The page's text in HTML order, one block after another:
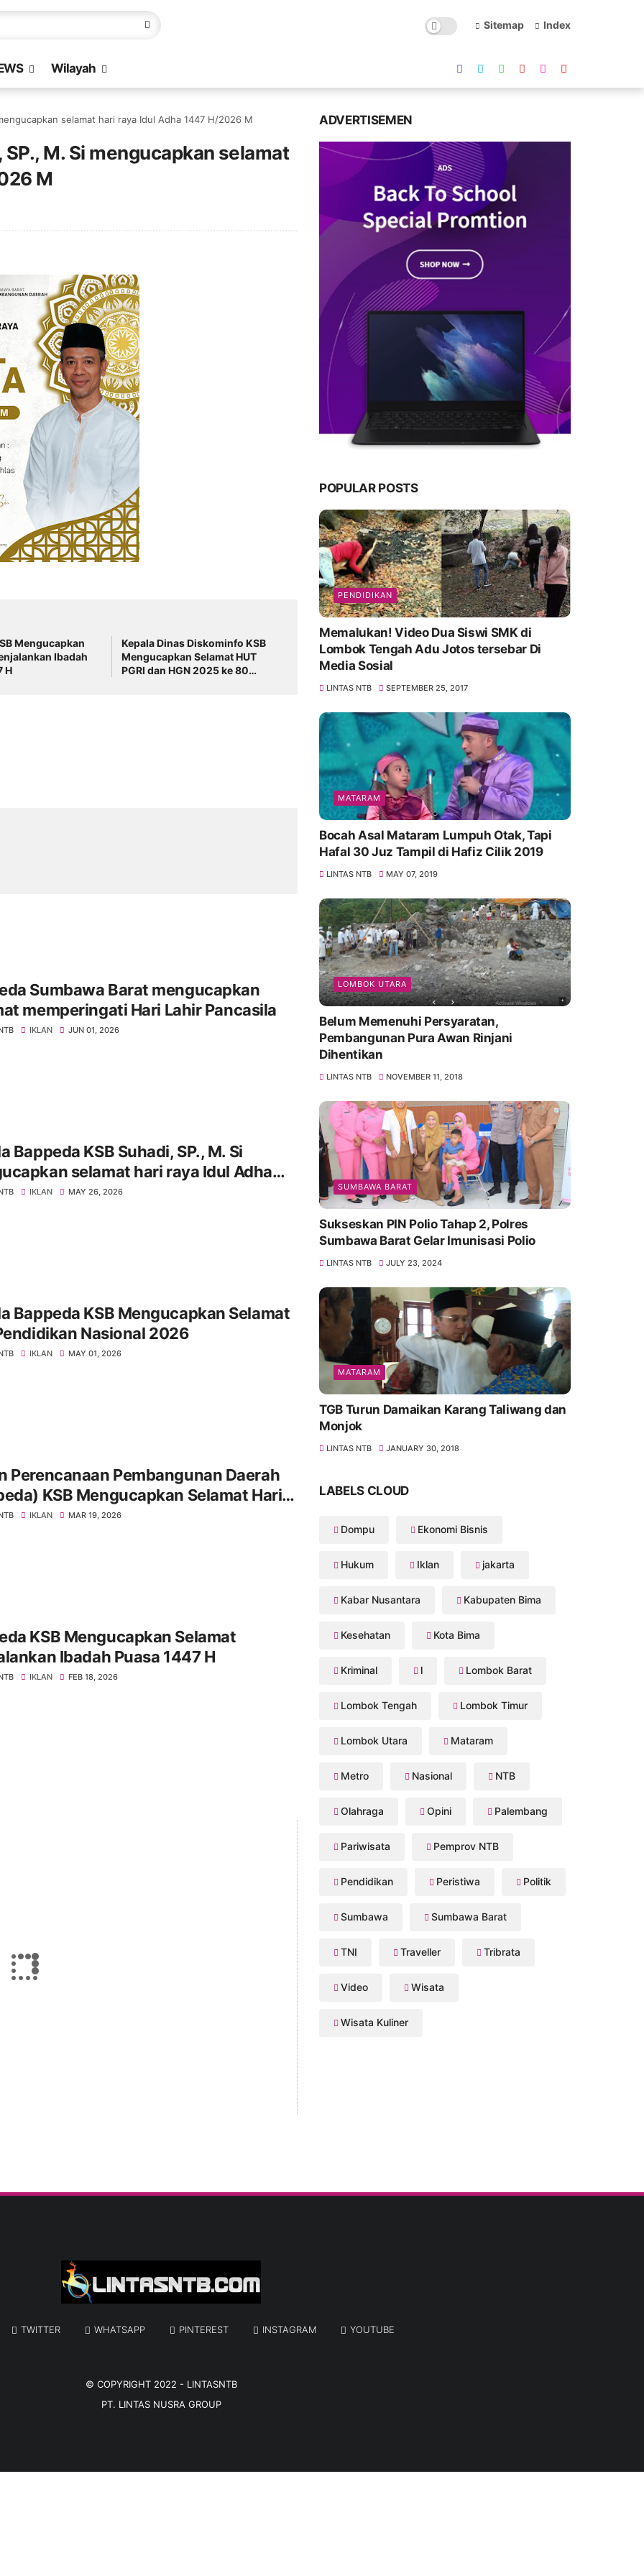
Sitemap Index
Wilayah
selamat hari raya Idul Adha 1447 H/2026 M
M. Si mengucapkan selamat
M
Mengucapkan
Ibadah
H
Kepala Dinas Diskominfo KSB
Mengucapkan Selamat HUT
PGRI dan HGN 2025 ke 80
Sumbawa Barat mengucapkan
memperingati Hari Lahir Pancasila
IKLAN JUN 01, 2026
Bappeda KSB Suhadi, SP., M. Si
selamat hari raya Idul Adha
2026 M
IKLAN MAY 26, 2026
Bappeda KSB Mengucapkan Selamat
Nasional 2026
IKLAN MAY 01, 2026
Perencanaan Pembangunan Daerah
KSB Mengucapkan Selamat Hari
Fitri 1447 H
IKLAN MAR 19, 2026
KSB Mengucapkan Selamat
Ibadah Puasa 1447 H
IKLAN FEB 18, 2026
ADVERTISEMEN
POPULAR POSTS
PENDIDIKAN
Memalukan! Video Dua Siswi SMK di
Lombok Tengah Adu Jotos tersebar Di
Media Sosial
LINTAS NTB SEPTEMBER 25, 2017
MATARAM
Bocah Asal Mataram Lumpuh Otak, Tapi
Hafal 30 Juz Tampil di Hafiz Cilik 2019
LINTAS NTB MAY 07, 2019
LOMBOK UTARA
Belum Memenuhi Persyaratan,
Pembangunan Pura Awan Rinjani
Dihentikan
LINTAS NTB NOVEMBER 11, 2018
SUMBAWA BARAT
Sukseskan PIN Polio Tahap 2, Polres
Sumbawa Barat Gelar Imunisasi Polio
LINTAS NTB JULY 23, 2024
MATARAM
TGB Turun Damaikan Karang Taliwang dan
Monjok
LINTAS NTB JANUARY 30, 2018
LABELS CLOUD
Dompu Ekonomi Bisnis
Hukum Iklan jakarta
Kabar Nusantara Kabupaten Bima
Kesehatan Kota Bima
Kriminal l Lombok Barat
Lombok Tengah Lombok Timur
Lombok Utara Mataram
Metro Nasional NTB
Olahraga Opini Palembang
Pariwisata Pemprov NTB
Pendidikan Peristiwa Politik
Sumbawa Sumbawa Barat
TNI Traveller Tribrata
Video Wisata
Wisata Kuliner
TWITTER WHATSAPP PINTEREST INSTAGRAM YOUTUBE
© COPYRIGHT 2022 - LINTASNTB
PT. LINTAS NUSRA GROUP